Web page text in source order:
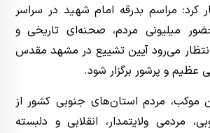
کرد: مراسم بدرقه امام شهید در سراسر
میلیونی مردم، صحنه‌ای تاریخی و
انتظار می‌رود آیین تشییع در مشهد مقدس
عظیم و پرشور برگزار شود.
موکب، مردم استان‌های جنوبی کشور از
مردمی ولایتمدار، انقلابی و دلبسته